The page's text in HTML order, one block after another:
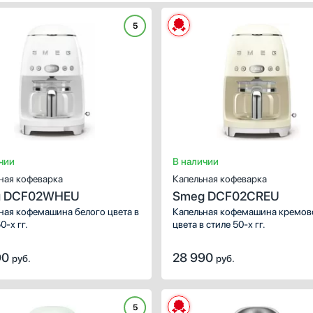
все
Сенсорные / поворотные
Сенсорные / кнопочные
Показать все
5
кофеварка
DCF02WHEU
кофемашина белого цвета в
х гг.
руб.
В наличии
Капельная кофеварка
Smeg DCF02CREU
Капельная кофемашина
цвета в стиле 50-х гг.
28 990 руб.
5